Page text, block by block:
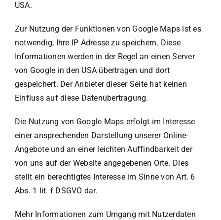
USA.
Zur Nutzung der Funktionen von Google Maps ist es
notwendig, Ihre IP Adresse zu speichern. Diese
Informationen werden in der Regel an einen Server
von Google in den USA übertragen und dort
gespeichert. Der Anbieter dieser Seite hat keinen
Einfluss auf diese Datenübertragung.
Die Nutzung von Google Maps erfolgt im Interesse
einer ansprechenden Darstellung unserer Online-
Angebote und an einer leichten Auffindbarkeit der
von uns auf der Website angegebenen Orte. Dies
stellt ein berechtigtes Interesse im Sinne von Art. 6
Abs. 1 lit. f DSGVO dar.
Mehr Informationen zum Umgang mit Nutzerdaten